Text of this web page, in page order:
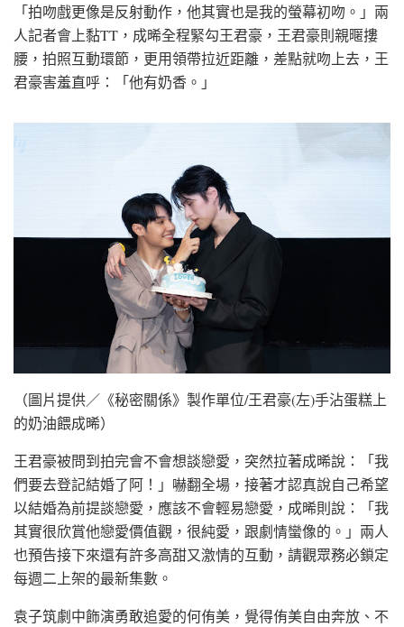
「拍吻戲更像是反射動作，他其實也是我的螢幕初吻。」兩
人記者會上黏TT，成晞全程緊勾王君豪，王君豪則親暱摟
腰，拍照互動環節，更用領帶拉近距離，差點就吻上去，王
君豪害羞直呼：「他有奶香。」
（圖片提供／《秘密關係》製作單位/王君豪(左)手沾蛋糕上
的奶油餵成晞）
王君豪被問到拍完會不會想談戀愛，突然拉著成晞說：「我
們要去登記結婚了阿！」嚇翻全場，接著才認真說自己希望
以結婚為前提談戀愛，應該不會輕易戀愛，成晞則說：「我
其實很欣賞他戀愛價值觀，很純愛，跟劇情蠻像的。」兩人
也預告接下來還有許多高甜又激情的互動，請觀眾務必鎖定
每週二上架的最新集數。
袁子筑劇中飾演勇敢追愛的何侑美，覺得侑美自由奔放、不